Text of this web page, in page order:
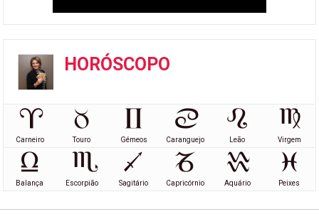
HORÓSCOPO
Carneiro Touro Gémeos Caranguejo Leão Virgem
Balança Escorpião Sagitário Capricórnio Aquário Peixes